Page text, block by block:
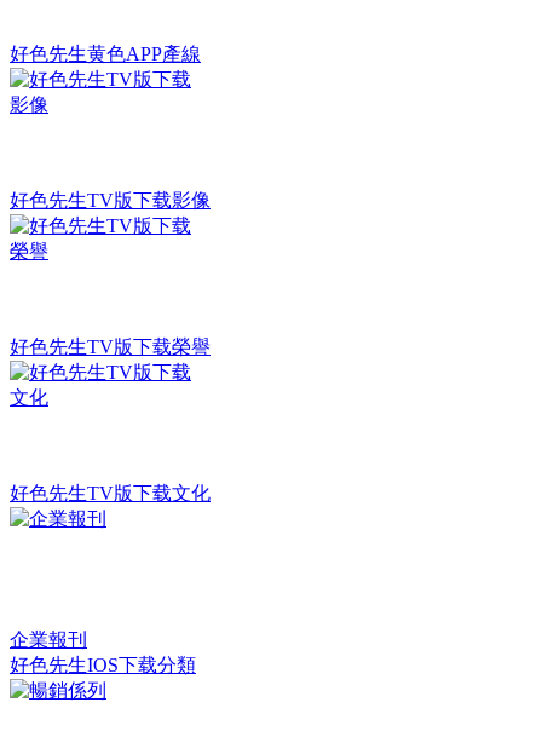
好色先生黄色APP產線
好色先生TV版下载影像
好色先生TV版下载榮譽
好色先生TV版下载文化
企業報刊
好色先生IOS下载分類